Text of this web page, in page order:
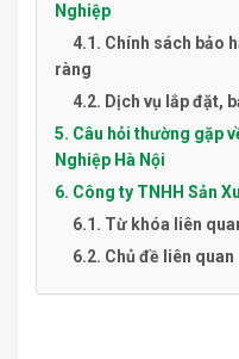
Nghiệp
4.1. Chính sách bảo
ràng
4.2. Dịch vụ lắp đặt,
5. Câu hỏi thường gặp
Nghiệp Hà Nội
6. Công ty TNHH Sản
6.1. Từ khóa liên
6.2. Chủ đề liên quan